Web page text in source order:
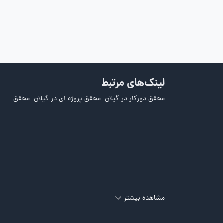
لینک‌های مرتبط
محقق دورکار در گیلان محقق پروژه ای در گیلان محقق
مشاهده بیشتر